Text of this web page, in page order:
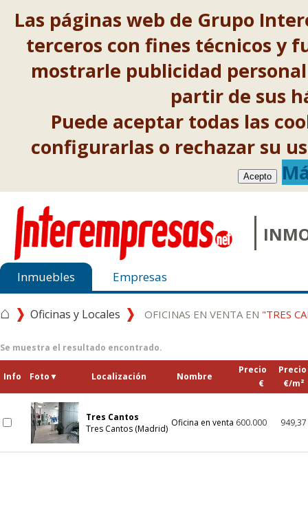
Las páginas web de Grupo
terceros con fines técnicos y
mostrarle publicidad
partir de sus
Puede aceptar todas las
configurarlas o rechazar su
Acepto
Inmuebles Empresas
⌂ Oficinas y Locales OFICINAS EN VENTA EN "TRES
Se muestra el resultado encontrado.
Info Foto▼ Localización Nombre
Precio
€
Precio
€/m²
Tres Cantos
Tres Cantos (Madrid)
Oficina en venta 600.000 949,37